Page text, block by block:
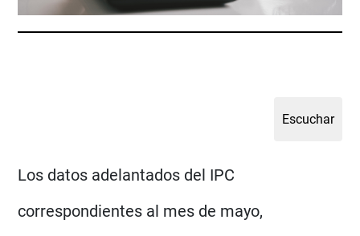
Los datos adelantados del IPC
correspondientes al mes de mayo,